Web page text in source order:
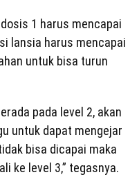
1 harus mencapai
lansia harus mencapai
untuk bisa turun
pada level 2, akan
untuk dapat mengejar
bisa dicapai maka
ke level 3,” tegasnya.